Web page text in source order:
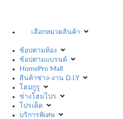
เลือกหมวดสินค้า
ช้อปตามห้อง
ช้อปตามแบรนด์
HomePro Mall
สินค้าช่าง-งาน D.I.Y
โฮมกูรู
ช่างโฮมโปร
โปรเด็ด
บริการพิเศษ